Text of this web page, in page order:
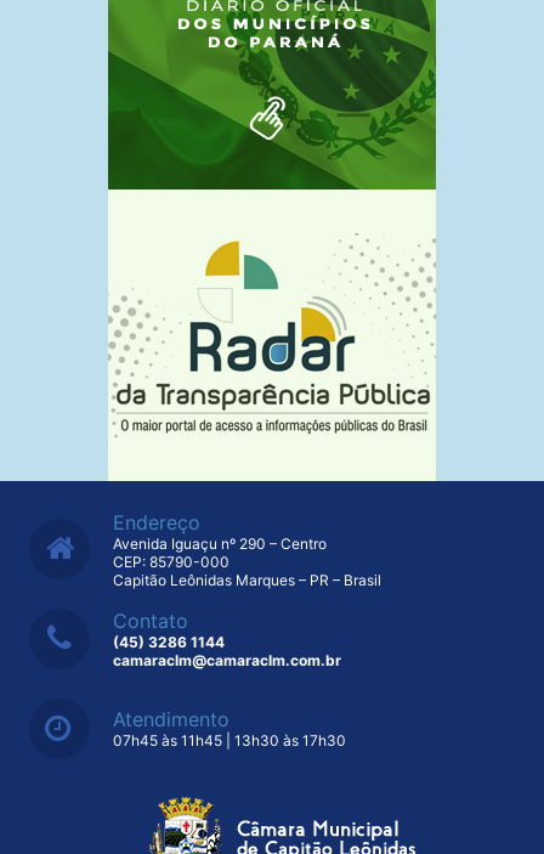
Endereço
Avenida Iguaçu nº 290 – Centro
CEP: 85790-000
Capitão Leônidas Marques – PR – Brasil
Contato
(45) 3286 1144
camaraclm@camaraclm.com.br
Atendimento
07h45 às 11h45 | 13h30 às 17h30